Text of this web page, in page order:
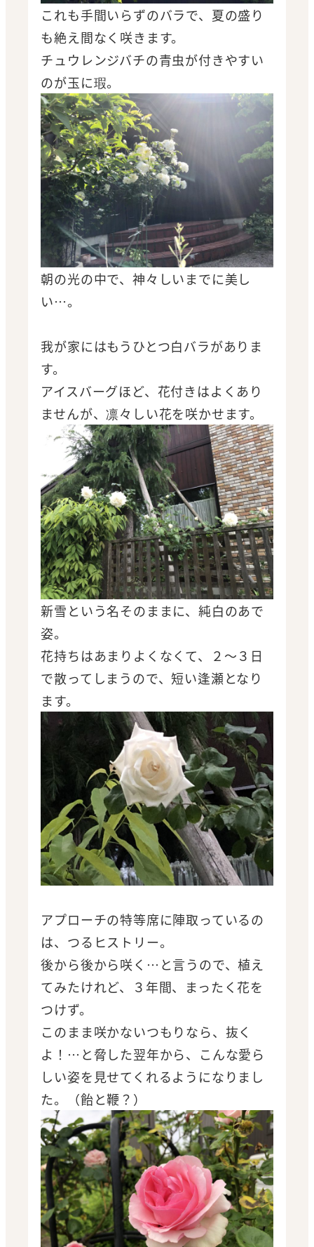
これも手間いらずのバラで、夏の盛り
も絶え間なく咲きます。
チュウレンジバチの青虫が付きやすい
のが玉に瑕。
朝の光の中で、神々しいまでに美し
い…。
我が家にはもうひとつ白バラがありま
す。
アイスバーグほど、花付きはよくあり
ませんが、凛々しい花を咲かせます。
新雪という名そのままに、純白のあで
姿。
花持ちはあまりよくなくて、２～３日
で散ってしまうので、短い逢瀬となり
ます。
アプローチの特等席に陣取っているの
は、つるヒストリー。
後から後から咲く…と言うので、植え
てみたけれど、３年間、まったく花を
つけず。
このまま咲かないつもりなら、抜く
よ！…と脅した翌年から、こんな愛ら
しい姿を見せてくれるようになりまし
た。（飴と鞭？）